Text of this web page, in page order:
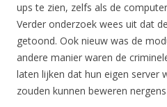
ups te zien, zelfs als de
Verder onderzoek wees uit dat
getoond. Ook nieuw was de
andere manier waren de
laten lijken dat hun eigen server
zouden kunnen beweren